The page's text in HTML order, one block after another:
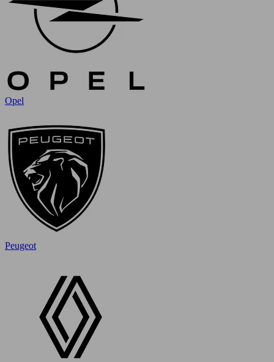
Opel
Peugeot